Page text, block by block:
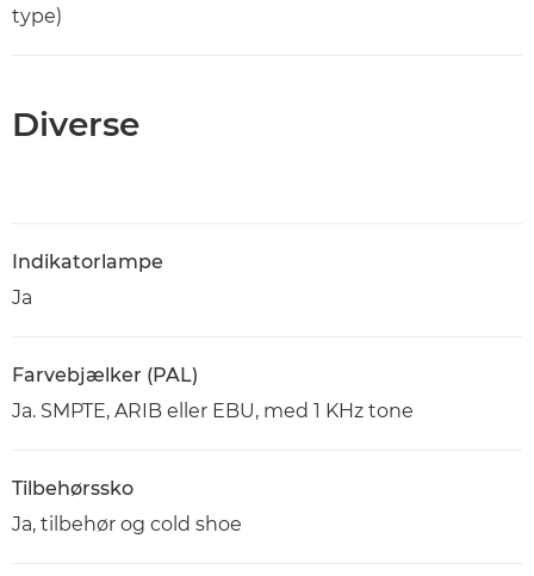
type)
Diverse
Indikatorlampe
Ja
Farvebjælker (PAL)
Ja. SMPTE, ARIB eller EBU, med 1 KHz tone
Tilbehørssko
Ja, tilbehør og cold shoe